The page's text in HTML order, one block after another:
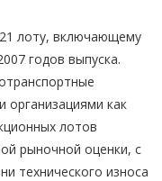
лоту, включающему
годов выпуска.
как
лотов
рыночной оценки, с
технического износа